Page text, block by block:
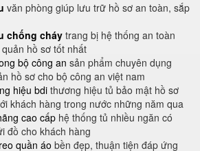
văn phòng giúp lưu trữ hồ sơ an toàn, sắp
chống cháy trang bị hệ thống an toàn
hồ sơ tốt nhất
bộ công an sản phẩm chuyên dụng
hồ sơ cho bộ công an việt nam
hiệu bdi thương hiệu tủ bảo mật hồ sơ
khách hàng trong nước những năm qua
cao cấp hệ thống tủ nhiều ngăn có
đồ cho khách hàng
quần áo bền đẹp, thuận tiện đáp ứng